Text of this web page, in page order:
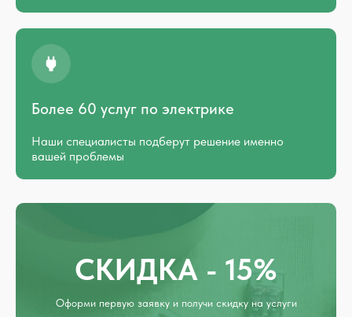
Более 60 услуг по электрике
Наши специалисты подберут решение именно
вашей проблемы
СКИДКА - 15%
Оформи первую заявку и получи скидку на услуги